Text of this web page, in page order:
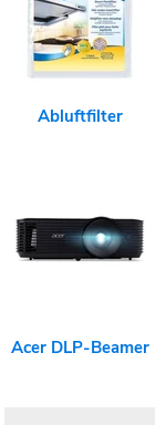
Abluftfilter
Acer DLP-Beamer